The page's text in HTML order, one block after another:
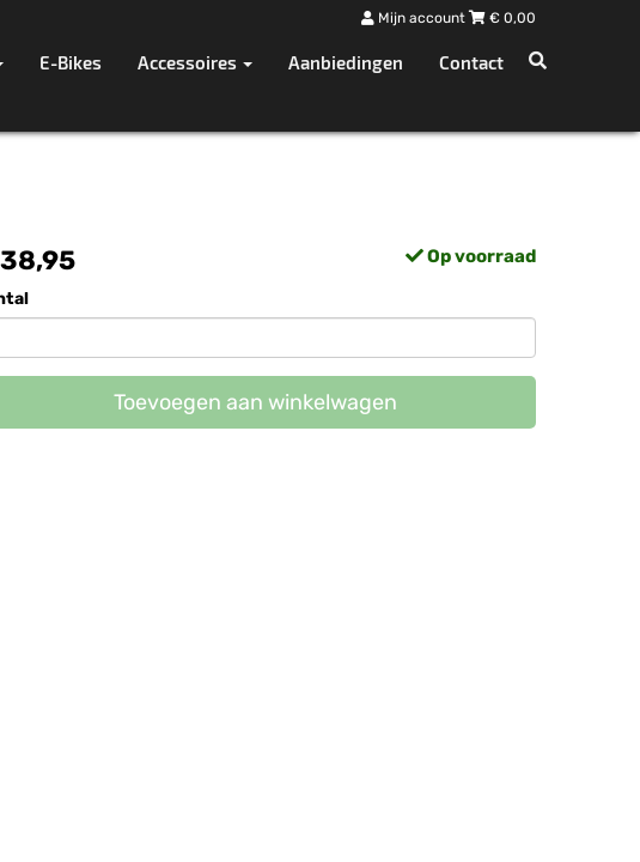
Mijn account € 0,00
E-Bikes Accessoires Aanbiedingen Contact
Op voorraad
Toevoegen aan winkelwagen